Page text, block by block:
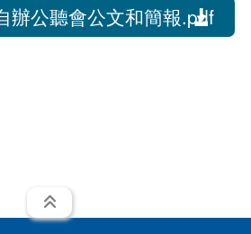
辦公聽會公文和簡報.pdf
展開